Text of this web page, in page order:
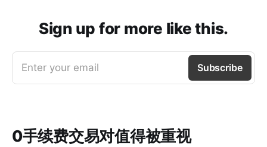
Sign up for more like this.
Enter your email Subscribe
0手续费交易对值得被重视